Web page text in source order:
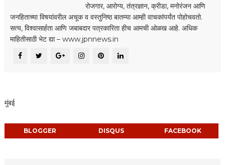
रोजगार, आरोग्य, तंत्रज्ञान, क्रीडा, मनोरंजन आणि
जनहिताच्या विषयांवरील अचूक व वस्तुनिष्ठ बातम्या आम्ही वाचकांपर्यंत पोहोचवतो.
सत्य, विश्वासार्हता आणि जबाबदार पत्रकारिता हीच आमची ओळख आहे. अधिक
माहितीसाठी भेट द्या – www.jpnnews.in
मुंबई
BLOGGER DISQUS FACEBOOK